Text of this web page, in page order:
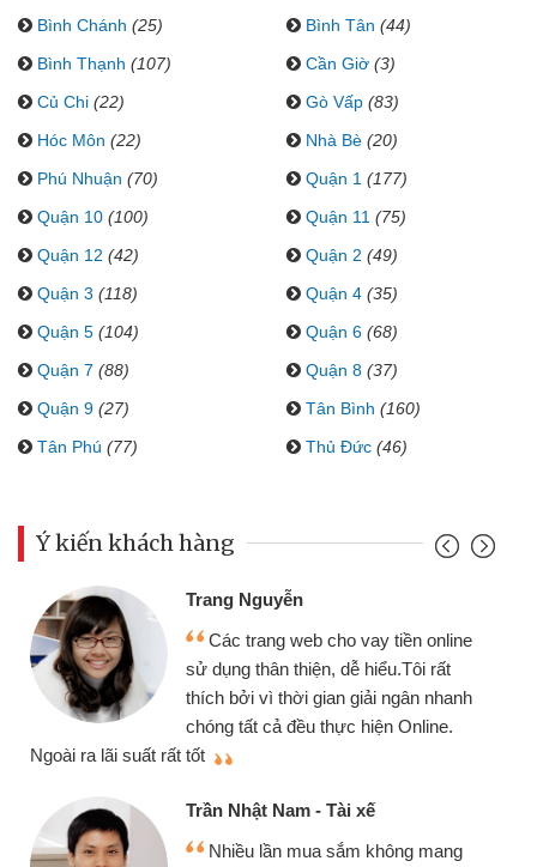
Bình Chánh (25) Bình Tân (44)
Bình Thạnh (107) Cần Giờ (3)
Củ Chi (22) Gò Vấp (83)
Hóc Môn (22) Nhà Bè (20)
Phú Nhuận (70) Quận 1 (177)
Quận 10 (100) Quận 11 (75)
Quận 12 (42) Quận 2 (49)
Quận 3 (118) Quận 4 (35)
Quận 5 (104) Quận 6 (68)
Quận 7 (88) Quận 8 (37)
Quận 9 (27) Tân Bình (160)
Tân Phú (77) Thủ Đức (46)
Ý kiến khách hàng
Trang Nguyễn
Các trang web cho vay tiền online
sử dụng thân thiện, dễ hiểu.Tôi rất
thích bởi vì thời gian giải ngân nhanh
chóng tất cả đều thực hiện Online.
Ngoài ra lãi suất rất tốt
Trần Nhật Nam - Tài xế
Nhiều lần mua sắm không mang